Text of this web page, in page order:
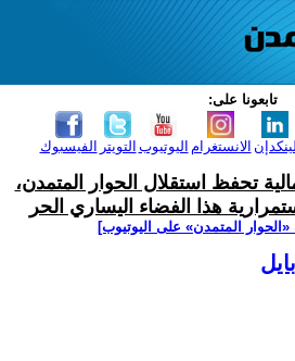
تابعونا على:
الفيسبوك التويتر اليوتيوب الانستغرام لينكدإن
تحفظ استقلال الحوار المتمدن،
هذا الفضاء اليساري الحر
المتمدن» على اليوتيوب]